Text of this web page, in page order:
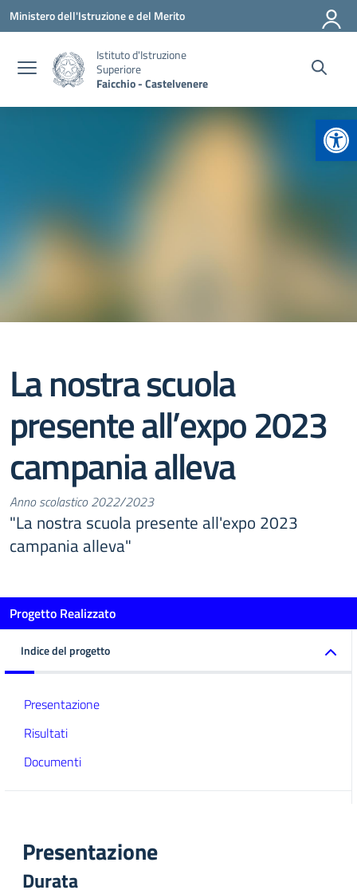
Vai ai contenuti
Vai al menu di navigazione
Vai al footer
Ministero dell'Istruzione e del Merito
Istituto d'Istruzione
Superiore
Faicchio - Castelvenere
La nostra scuola
presente all’expo 2023
campania alleva
Anno scolastico 2022/2023
"La nostra scuola presente all'expo 2023
campania alleva"
Progetto Realizzato
Indice del progetto
Presentazione
Risultati
Documenti
Presentazione
Durata